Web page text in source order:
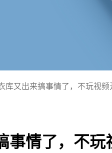
库又出来搞事情了，不玩视频
事情了，不玩